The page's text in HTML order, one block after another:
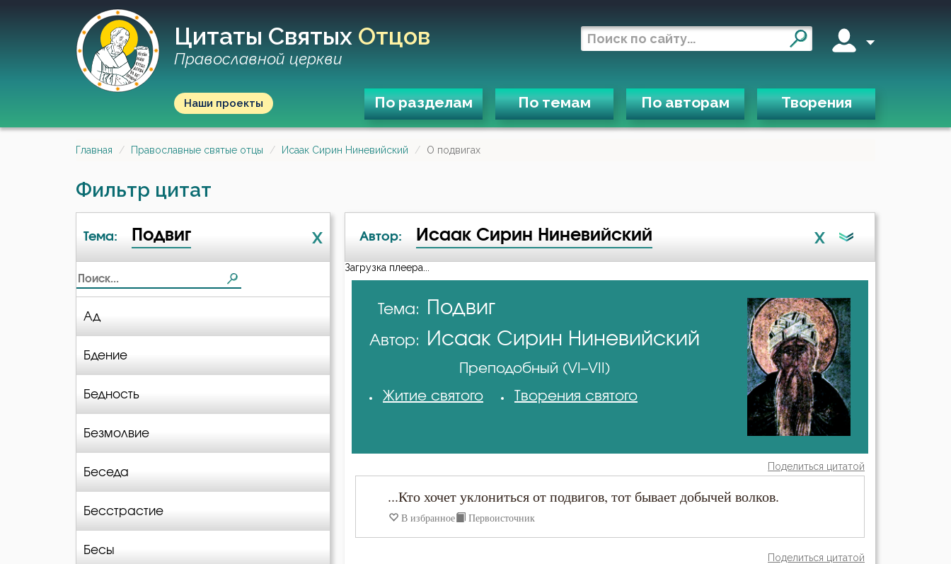
Цитаты Святых Отцов
Православной церкви
Наши проекты По разделам По темам По авторам Творения
Главная Православные святые отцы Исаак Сирин Ниневийский О подвигах
Фильтр цитат
Тема: Подвиг X
Ад
Бдение
Бедность
Безмолвие
Беседа
Бесстрастие
Бесы
Автор: Исаак Сирин Ниневийский X
А-я
Авва Исайя (Скитский)
Антоний Великий
Василий Великий
Загрузка плеера...
Тема: Подвиг
Автор: Исаак Сирин Ниневийский
Преподобный (VI–VII)
Житие святого
Творения святого
Поделиться цитатой
...Кто хочет уклониться от подвигов, тот бывает добычей волков.
В избранное Первоисточник
Поделиться цитатой